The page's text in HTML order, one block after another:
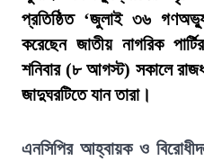
প্রতিষ্ঠিত ‘জুলাই ৩৬
করেছেন জাতীয় নাগরিক
শনিবার (৮ আগস্ট) সকালে
জাদুঘরটিতে যান তারা।
এনসিপির আহ্বায়ক ও